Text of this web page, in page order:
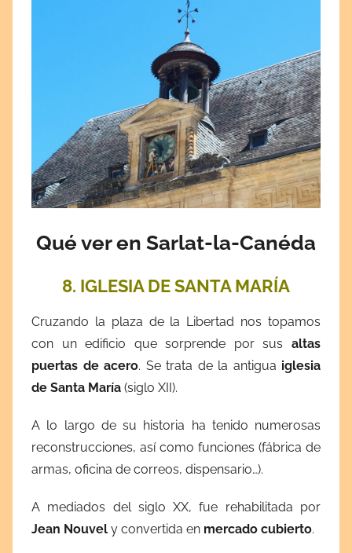
Qué ver en Sarlat-la-Canéda
8. IGLESIA DE SANTA MARÍA
Cruzando la plaza de la Libertad nos topamos
con un edificio que sorprende por sus altas
puertas de acero. Se trata de la antigua iglesia
de Santa María (siglo XII).
A lo largo de su historia ha tenido numerosas
reconstrucciones, así como funciones (fábrica de
armas, oficina de correos, dispensario…).
A mediados del siglo XX, fue rehabilitada por
Jean Nouvel y convertida en mercado cubierto.